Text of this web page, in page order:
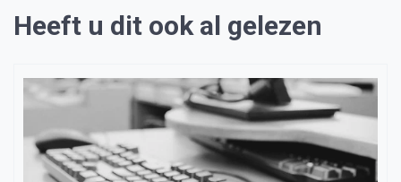
Heeft u dit ook al gelezen